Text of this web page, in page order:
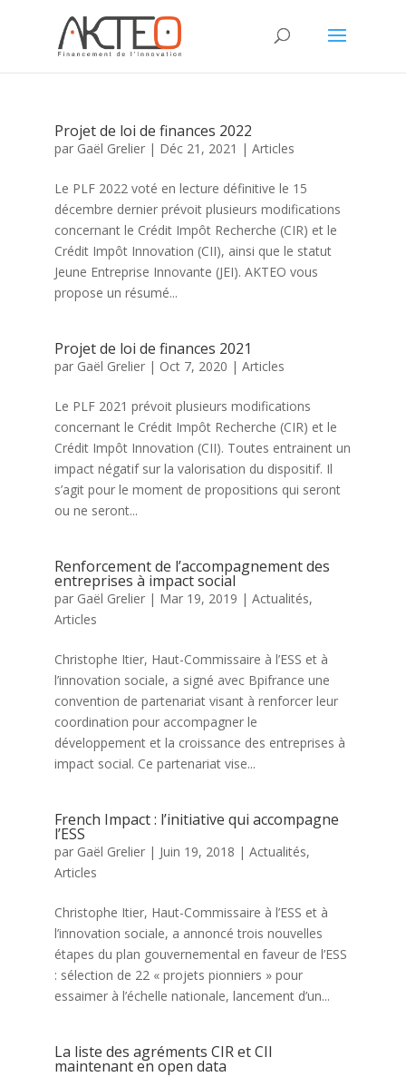
Projet de loi de finances 2022
par Gaël Grelier| Déc 21, 2021 | Articles
Le PLF 2022 voté en lecture définitive le 15
décembre dernier prévoit plusieurs modifications
concernant le Crédit Impôt Recherche (CIR) et le
Crédit Impôt Innovation (CII), ainsi que le statut
Jeune Entreprise Innovante (JEI). AKTEO vous
propose un résumé...
Projet de loi de finances 2021
par Gaël Grelier| Oct 7, 2020 | Articles
Le PLF 2021 prévoit plusieurs modifications
concernant le Crédit Impôt Recherche (CIR) et le
Crédit Impôt Innovation (CII). Toutes entrainent un
impact négatif sur la valorisation du dispositif. Il
s’agit pour le moment de propositions qui seront
ou ne seront...
Renforcement de l’accompagnement des
entreprises à impact social
par Gaël Grelier| Mar 19, 2019 | Actualités,
Articles
Christophe Itier, Haut-Commissaire à l’ESS et à
l’innovation sociale, a signé avec Bpifrance une
convention de partenariat visant à renforcer leur
coordination pour accompagner le
développement et la croissance des entreprises à
impact social. Ce partenariat vise...
French Impact : l’initiative qui accompagne
l’ESS
par Gaël Grelier| Juin 19, 2018 | Actualités,
Articles
Christophe Itier, Haut-Commissaire à l’ESS et à
l’innovation sociale, a annoncé trois nouvelles
étapes du plan gouvernemental en faveur de l’ESS
: sélection de 22 « projets pionniers » pour
essaimer à l’échelle nationale, lancement d’un...
La liste des agréments CIR et CII
maintenant en open data